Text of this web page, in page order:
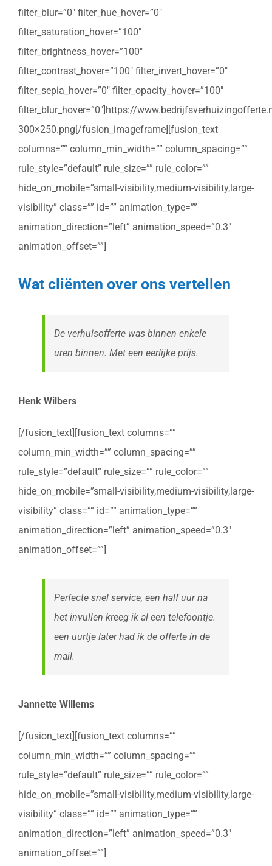
filter_blur=”0″ filter_hue_hover=”0″
filter_saturation_hover=”100″
filter_brightness_hover=”100″
filter_contrast_hover=”100″ filter_invert_hover=”0″
filter_sepia_hover=”0″ filter_opacity_hover=”100″
filter_blur_hover=”0″]https://
300×250.png[/fusion_imageframe][fusion_text
columns=”” column_min_width=”” column_spacing=””
rule_style=”default” rule_size=”” rule_color=””
hide_on_mobile=”small-visibility,medium-visibility,large-
visibility” class=”” id=”” animation_type=””
animation_direction=”left” animation_speed=”0.3″
animation_offset=””]
Wat cliënten over ons vertellen
De verhuisofferte was binnen enkele
uren binnen. Met een eerlijke prijs.
Henk Wilbers
[/fusion_text][fusion_text columns=””
column_min_width=”” column_spacing=””
rule_style=”default” rule_size=”” rule_color=””
hide_on_mobile=”small-visibility,medium-visibility,large-
visibility” class=”” id=”” animation_type=””
animation_direction=”left” animation_speed=”0.3″
animation_offset=””]
Perfecte snel service, een half uur na
het invullen kreeg ik al een telefoontje.
een uurtje later had ik de offerte in de
mail.
Jannette Willems
[/fusion_text][fusion_text columns=””
column_min_width=”” column_spacing=””
rule_style=”default” rule_size=”” rule_color=””
hide_on_mobile=”small-visibility,medium-visibility,large-
visibility” class=”” id=”” animation_type=””
animation_direction=”left” animation_speed=”0.3″
animation_offset=””]